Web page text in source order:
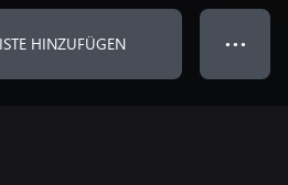
HINZUFÜGEN ● ● ●